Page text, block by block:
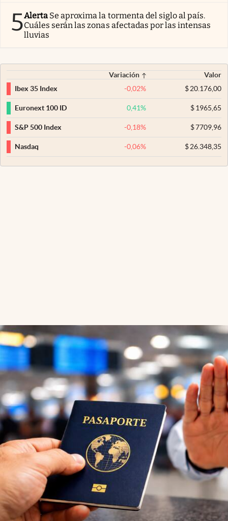
5Alerta Se aproxima la tormenta del siglo al país.
Cuáles serán las zonas afectadas por las intensas
lluvias
Variación
Valor
Ibex 35 Index
-0,02% $20.176,00
Euronext 100 ID 0,41% $1965,65
S&P 500 Index -0,18% $7709,96
Nasdaq -0,06% $26.348,35